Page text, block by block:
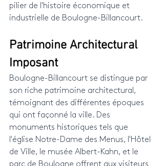
pilier de l'histoire économique et
industrielle de Boulogne-Billancourt.
Patrimoine Architectural
Imposant
Boulogne-Billancourt se distingue par
son riche patrimoine architectural,
témoignant des différentes époques
qui ont façonné la ville. Des
monuments historiques tels que
l'église Notre-Dame des Menus, l'Hôtel
de Ville, le musée Albert-Kahn, et le